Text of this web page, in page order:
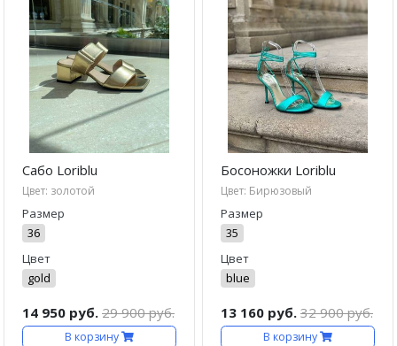
Сабо Loriblu
Цвет: золотой
Размер
36
Цвет
gold
14 950 руб. 29 900 руб.
В корзину
Босоножки Loriblu
Цвет: Бирюзовый
Размер
35
Цвет
blue
13 160 руб. 32 900 руб.
В корзину